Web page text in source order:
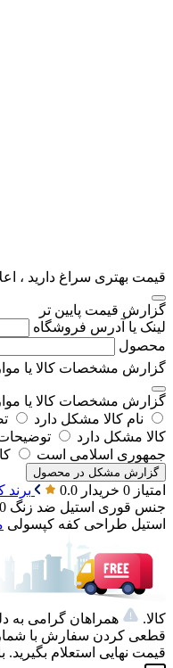
قیمت بهتری سراغ دارید ،
گزارش قیمت پایین تر
لینک یا آدرس فروشگاه
محصول
گزارش مشخصات کالا یا
گزارش مشخصات کالا یا
نام کالا مشکل دارد
کالا مشکل دارد
جمهوری اسلامی است
گزارش مشکل در محصول
امتیاز 0 خریدار 0.0 برند
جنس قوری استیل ضد زنگ 18/10 (نیکل, کروم)
استیل طراحی کفه کپسولی
کالا.
همراهان گرامی به
قطعی کردن سفارش با
قیمت نهایی استعلام بگیرید. باتشکر 09125806717 -